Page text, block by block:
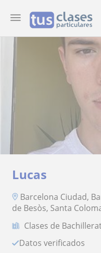
Lucas
Barcelona Ciudad,
de Besòs, Santa
Clases de
Datos verificados